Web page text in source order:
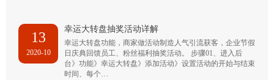
13
2020-10
幸运大转盘抽奖活动详解
幸运大转盘功能，商家做活动制造人气引流获客，企业节假
日庆典回馈员工、粉丝福利抽奖活动。 步骤01、进入后
台》功能》幸运大转盘》添加活动》设置活动的开始与结束
时间、每个…